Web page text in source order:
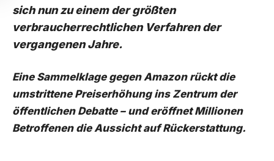
sich nun zu einem der größten
verbraucherrechtlichen Verfahren der
vergangenen Jahre.
Eine Sammelklage gegen Amazon rückt die
umstrittene Preiserhöhung ins Zentrum der
öffentlichen Debatte – und eröffnet Millionen
Betroffenen die Aussicht auf Rückerstattung.